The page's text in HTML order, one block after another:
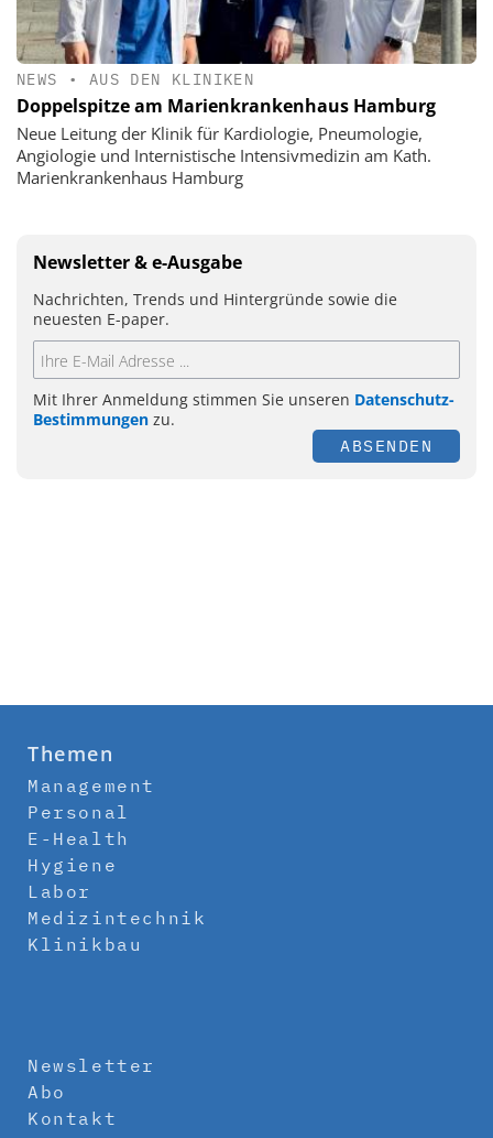
NEWS • AUS DEN KLINIKEN
Doppelspitze am Marienkrankenhaus Hamburg
Neue Leitung der Klinik für Kardiologie, Pneumologie,
Angiologie und Internistische Intensivmedizin am Kath.
Marienkrankenhaus Hamburg
Newsletter & e-Ausgabe
Nachrichten, Trends und Hintergründe sowie die
neuesten E-paper.
Mit Ihrer Anmeldung stimmen Sie unseren Datenschutz-
Bestimmungen zu.
ABSENDEN
Themen
Management
Personal
E-Health
Hygiene
Labor
Medizintechnik
Klinikbau
Newsletter
Abo
Kontakt